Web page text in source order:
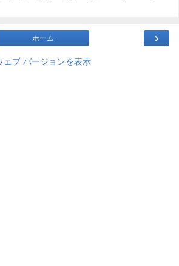
›
ホーム
ェブ バージョンを表示